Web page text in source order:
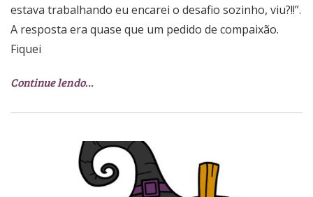
estava trabalhando eu encarei o desafio sozinho, viu?!!”.
A resposta era quase que um pedido de compaixão.
Fiquei
Continue lendo…